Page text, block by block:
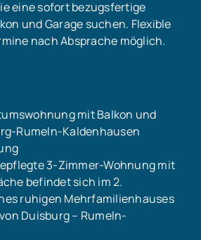
eine sofort bezugsfertige
und Garage suchen. Flexible
nach Absprache möglich.
mit Balkon und
Rumeln-Kaldenhausen
3-Zimmer-Wohnung mit
befindet sich im 2.
ruhigen Mehrfamilienhauses
Duisburg – Rumeln-